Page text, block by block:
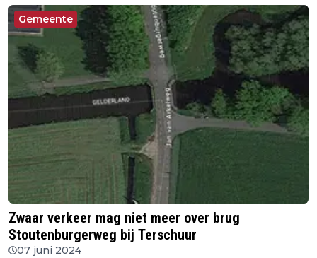
Gemeente
Zwaar verkeer mag niet meer over brug
Stoutenburgerweg bij Terschuur
07 juni 2024